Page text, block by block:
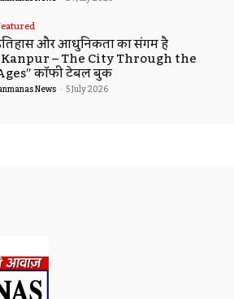
और आधुनिकता का संगम है
– The City Through the
कॉफी टेबल बुक
News - 5 July 2026